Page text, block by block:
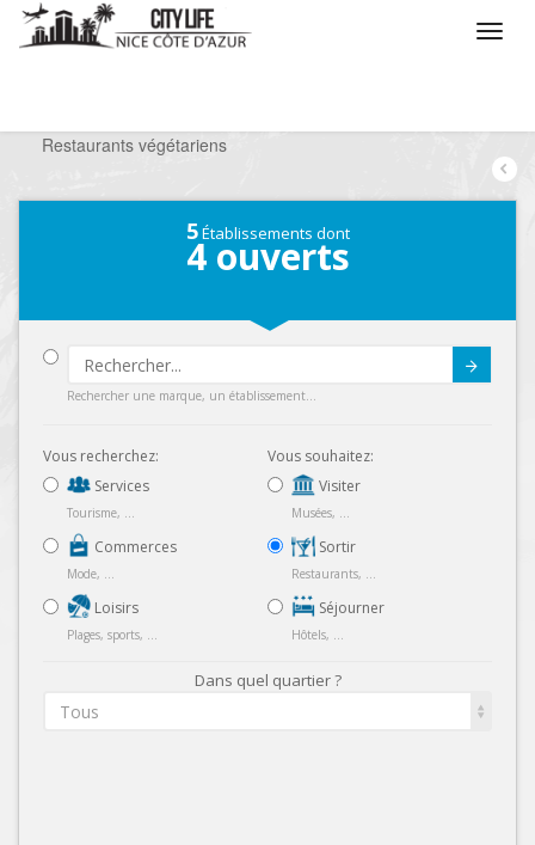
Restaurants végétariens
5Établissements dont
4ouverts
Rechercher une marque, un établissement...
Vous recherchez:
Services
Tourisme, ...
Commerces
Mode, ...
Loisirs
Plages, sports, ...
Vous souhaitez:
Visiter
Musées, ...
Sortir
Restaurants, ...
Séjourner
Hôtels, ...
Dans quel quartier ?
Tous